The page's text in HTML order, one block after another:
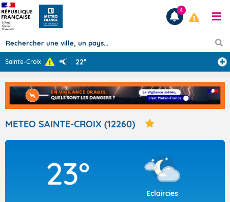
Prévisions
TOUS LES RÉSULTATS
Articles
4
Sainte-Croix 22°
METEO SAINTE-CROIX (12260)
23°
Eclaircies